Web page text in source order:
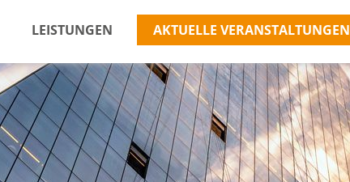
LEISTUNGEN AKTUELLE VERANSTALTUNGEN